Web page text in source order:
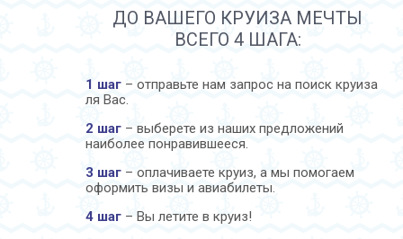
ДО ВАШЕГО КРУИЗА МЕЧТЫ
ВСЕГО 4 ШАГА:
1 шаг – отправьте нам запрос на поиск круиза
ля Вас.
2 шаг – выберете из наших предложений
наиболее понравившееся.
3 шаг – оплачиваете круиз, а мы помогаем
оформить визы и авиабилеты.
4 шаг – Вы летите в круиз!